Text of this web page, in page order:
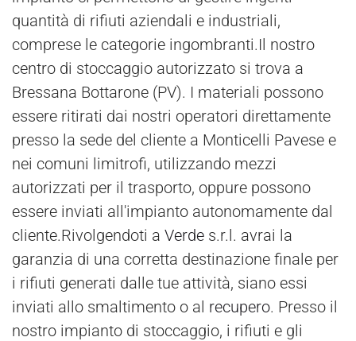
quantità di rifiuti aziendali e industriali,
comprese le categorie ingombranti.Il nostro
centro di stoccaggio autorizzato si trova a
Bressana Bottarone (PV). I materiali possono
essere ritirati dai nostri operatori direttamente
presso la sede del cliente a Monticelli Pavese e
nei comuni limitrofi, utilizzando mezzi
autorizzati per il trasporto, oppure possono
essere inviati all'impianto autonomamente dal
cliente.Rivolgendoti a Verde s.r.l. avrai la
garanzia di una corretta destinazione finale per
i rifiuti generati dalle tue attività, siano essi
inviati allo smaltimento o al recupero. Presso il
nostro impianto di stoccaggio, i rifiuti e gli